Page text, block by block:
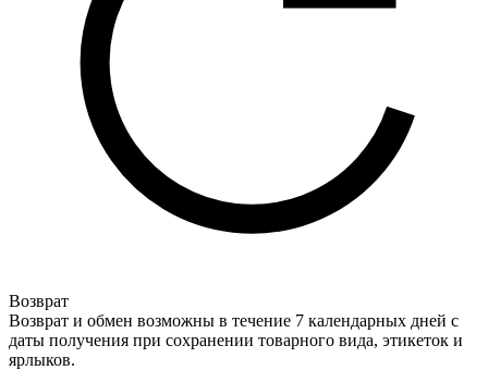
Возврат
Возврат и обмен возможны в течение 7 календарных дней с
даты получения при сохранении товарного вида, этикеток и
ярлыков.